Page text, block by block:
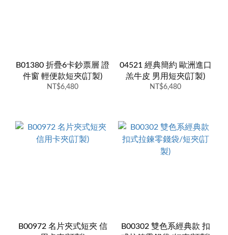
B01380 折疊6卡鈔票層 證
件窗 輕便款短夾(訂製)
NT$6,480
04521 經典簡約 歐洲進口
羔牛皮 男用短夾(訂製)
NT$6,480
B00972 名片夾式短夾 信
B00302 雙色系經典款 扣